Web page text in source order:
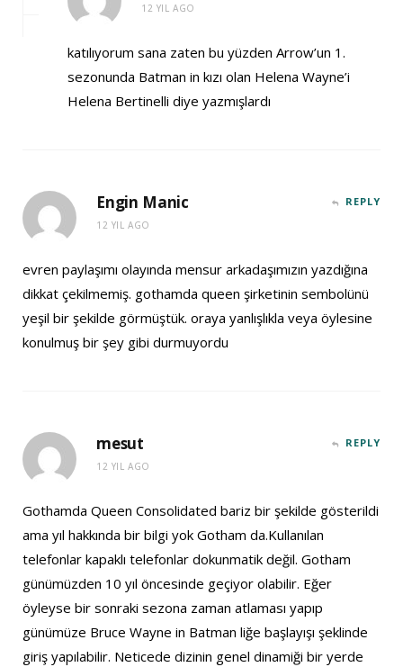
12 YIL AGO
katılıyorum sana zaten bu yüzden Arrow’un 1.
sezonunda Batman in kızı olan Helena Wayne’i
Helena Bertinelli diye yazmışlardı
Engin Manic
12 YIL AGO
REPLY
evren paylaşımı olayında mensur arkadaşımızın yazdığına
dikkat çekilmemiş. gothamda queen şirketinin sembolünü
yeşil bir şekilde görmüştük. oraya yanlışlıkla veya öylesine
konulmuş bir şey gibi durmuyordu
mesut
12 YIL AGO
REPLY
Gothamda Queen Consolidated bariz bir şekilde gösterildi
ama yıl hakkında bir bilgi yok Gotham da.Kullanılan
telefonlar kapaklı telefonlar dokunmatik değil. Gotham
günümüzden 10 yıl öncesinde geçiyor olabilir. Eğer
öyleyse bir sonraki sezona zaman atlaması yapıp
günümüze Bruce Wayne in Batman liğe başlayışı şeklinde
giriş yapılabilir. Neticede dizinin genel dinamiği bir yerde